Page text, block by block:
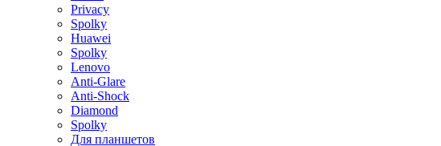
Privacy
Spolky
Huawei
Spolky
Lenovo
Anti-Glare
Anti-Shock
Diamond
Spolky
Для планшетов